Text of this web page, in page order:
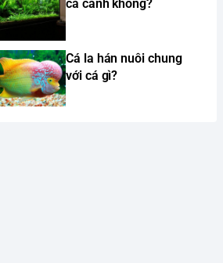
cá cảnh không?
Cá la hán nuôi chung
với cá gì?